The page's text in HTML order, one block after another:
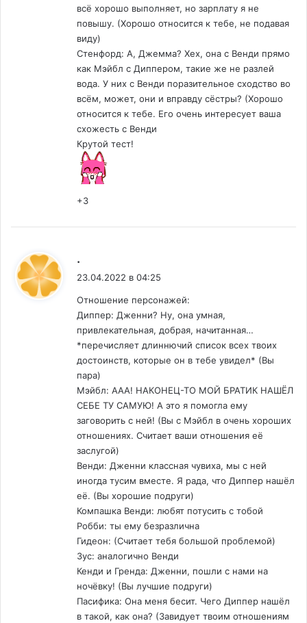
всё хорошо выполняет, но зарплату я не
повышу. (Хорошо относится к тебе, не подавая
виду)
Стенфорд: А, Джемма? Хех, она с Венди прямо
как Мэйбл с Диппером, такие же не разлей
вода. У них с Венди поразительное сходство во
всём, может, они и вправду сёстры? (Хорошо
относится к тебе. Его очень интересует ваша
схожесть с Венди
Крутой тест!
+3
.
23.04.2022 в 04:25
Отношение персонажей:
Диппер: Дженни? Ну, она умная,
привлекательная, добрая, начитанная…
*перечисляет длиннючий список всех твоих
достоинств, которые он в тебе увидел* (Вы
пара)
Мэйбл: ААА! НАКОНЕЦ-ТО МОЙ БРАТИК НАШЁЛ
СЕБЕ ТУ САМУЮ! А это я помогла ему
заговорить с ней! (Вы с Мэйбл в очень хороших
отношениях. Считает ваши отношения её
заслугой)
Венди: Дженни классная чувиха, мы с ней
иногда тусим вместе. Я рада, что Диппер нашёл
её. (Вы хорошие подруги)
Компашка Венди: любят потусить с тобой
Робби: ты ему безразлична
Гидеон: (Считает тебя большой проблемой)
Зус: аналогично Венди
Кенди и Гренда: Дженни, пошли с нами на
ночёвку! (Вы лучшие подруги)
Пасифика: Она меня бесит. Чего Диппер нашёл
в такой, как она? (Завидует твоим отношениям